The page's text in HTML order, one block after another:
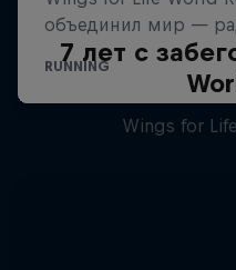
7 лет с
Wings for